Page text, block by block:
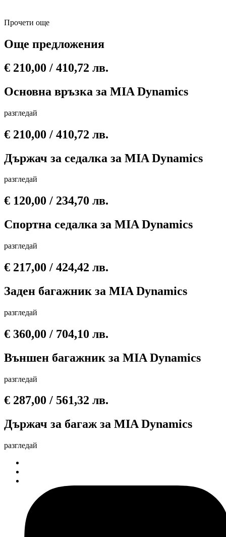
Прочети още
Още предложения
€ 210,00 / 410,72 лв.
Основна връзка за MIA Dynamics
разгледай
€ 210,00 / 410,72 лв.
Държач за седалка за MIA Dynamics
разгледай
€ 120,00 / 234,70 лв.
Спортна седалка за MIA Dynamics
разгледай
€ 217,00 / 424,42 лв.
Заден багажник за MIA Dynamics
разгледай
€ 360,00 / 704,10 лв.
Външен багажник за MIA Dynamics
разгледай
€ 287,00 / 561,32 лв.
Държач за багаж за MIA Dynamics
разгледай